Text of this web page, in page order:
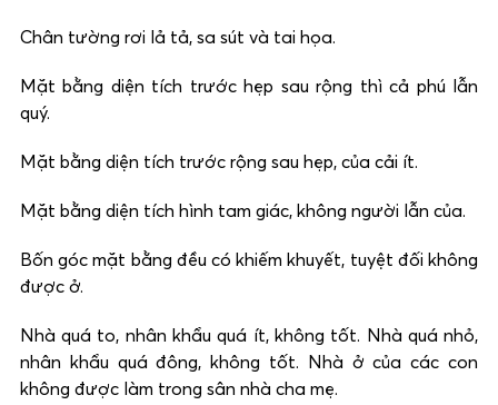
Chân tường rơi lả tả, sa sút và tai họa.
Mặt bằng diện tích trước hẹp sau rộng thì cả phú lẫn
quý.
Mặt bằng diện tích trước rộng sau hẹp, của cải ít.
Mặt bằng diện tích hình tam giác, không người lẫn của.
Bốn góc mặt bằng đều có khiếm khuyết, tuyệt đối không
được ở.
Nhà quá to, nhân khẩu quá ít, không tốt. Nhà quá nhỏ,
nhân khẩu quá đông, không tốt. Nhà ở của các con
không được làm trong sân nhà cha mẹ.